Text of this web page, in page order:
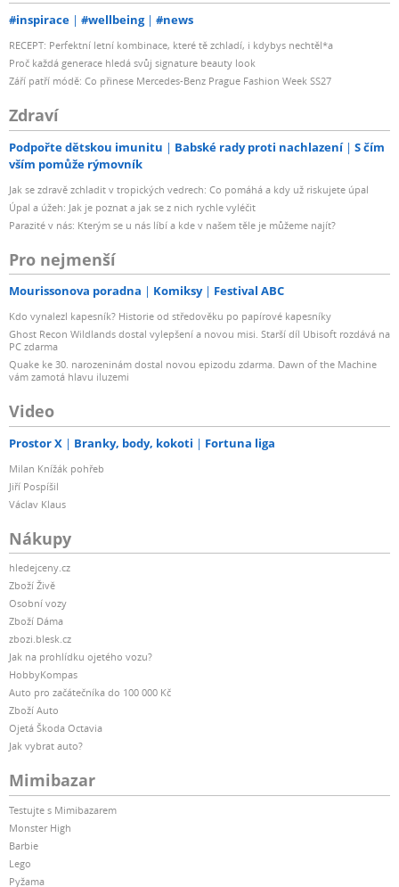
#inspirace #wellbeing #news
RECEPT: Perfektní letní kombinace, které tě zchladí, i kdybys nechtěl*a
Proč každá generace hledá svůj signature beauty look
Září patří módě: Co přinese Mercedes-Benz Prague Fashion Week SS27
Zdraví
Podpořte dětskou imunitu Babské rady proti nachlazení
S čím
vším pomůže rýmovník
Jak se zdravě zchladit v tropických vedrech: Co pomáhá a kdy už riskujete úpal
Úpal a úžeh: Jak je poznat a jak se z nich rychle vyléčit
Parazité v nás: Kterým se u nás líbí a kde v našem těle je můžeme najít?
Pro nejmenší
Mourissonova poradna Komiksy Festival ABC
Kdo vynalezl kapesník? Historie od středověku po papírové kapesníky
Ghost Recon Wildlands dostal vylepšení a novou misi. Starší díl Ubisoft rozdává na
PC zdarma
Quake ke 30. narozeninám dostal novou epizodu zdarma. Dawn of the Machine
vám zamotá hlavu iluzemi
Video
Prostor X Branky, body, kokoti Fortuna liga
Milan Knížák pohřeb
Jiří Pospíšil
Václav Klaus
Nákupy
hledejceny.cz
Zboží Živě
Osobní vozy
Zboží Dáma
zbozi.blesk.cz
Jak na prohlídku ojetého vozu?
HobbyKompas
Auto pro začátečníka do 100 000 Kč
Zboží Auto
Ojetá Škoda Octavia
Jak vybrat auto?
Mimibazar
Testujte s Mimibazarem
Monster High
Barbie
Lego
Pyžama